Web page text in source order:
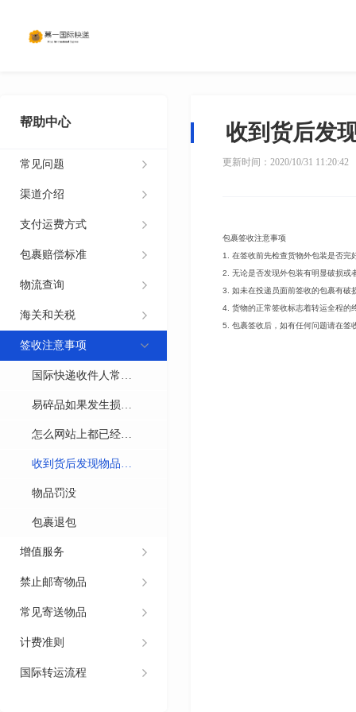
帮助中心
常见问题
渠道介绍
支付运费方式
包裹赔偿标准
物流查询
海关和关税
签收注意事项
国际快递收件人常出
现问题以及解决方案
易碎品如果发生损坏
怎么办？
怎么网站上都已经显
示我的物品签收了，
我和收件人核实是没
有收到物品？
收到货后发现物品有
问题怎么办？
物品罚没
包裹退包
增值服务
禁止邮寄物品
常见寄送物品
计费准则
国际转运流程
收到货后发
更新时间：2020/10/31 11:20:42
包裹签收注意事项
1.
在签收前先检查货物外包装是否完
2.
无论是否发现外包装有明显破损或
3.
如未在投递员面前签收的包裹有破
4. 货物的正常签收标志着转运全程的
5.
包裹签收后，如有任何问题请在签